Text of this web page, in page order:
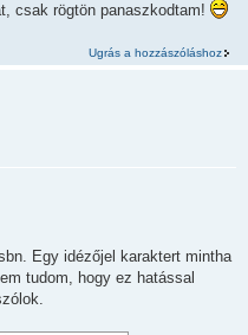
csak rögtön panaszkodtam!
Ugrás a hozzászóláshoz
Egy idézőjel karaktert mintha
tudom, hogy ez hatással